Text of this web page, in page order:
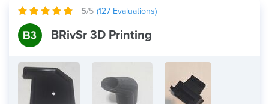
5/5 (127 Evaluations)
BRivSr 3D Printing